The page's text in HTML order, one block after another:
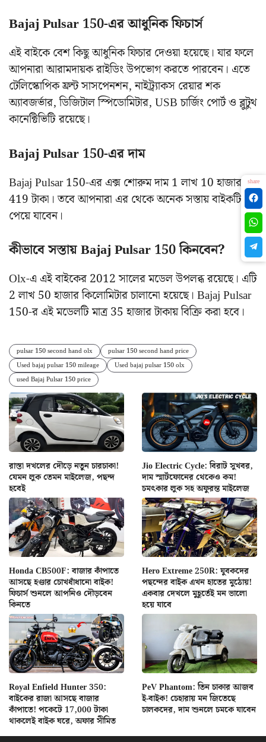
Bajaj Pulsar 150-এর আধুনিক ফিচার্স
এই বাইকে বেশ কিছু আধুনিক ফিচার দেওয়া হয়েছে। যার ফলে
আপনারা আরামদায়ক রাইডিং উপভোগ করতে পারবেন। এতে
টেলিস্কোপিক ফ্রন্ট সাসপেনশন, নাইট্র্যাকস রেয়ার শক
অ্যাবজর্ভার, ডিজিটাল স্পিডোমিটার, USB চার্জিং পোর্ট ও ব্লুটুথ
কানেক্টিভিটি রয়েছে।
Bajaj Pulsar 150-এর দাম
Bajaj Pulsar 150-এর এক্স শোরুম দাম 1 লাখ 10 হাজার
419 টাকা। তবে আপনারা এর থেকে অনেক সস্তায় বাইকটি
পেয়ে যাবেন।
কীভাবে সস্তায় Bajaj Pulsar 150 কিনবেন?
Olx-এ এই বাইকের 2012 সালের মডেল উপলব্ধ রয়েছে। এটি
2 লাখ 50 হাজার কিলোমিটার চালানো হয়েছে। Bajaj Pulsar
150-র এই মডেলটি মাত্র 35 হাজার টাকায় বিক্রি করা হবে।
pulsar 150 second hand olx
pulsar 150 second hand price
Used bajaj pulsar 150 mileage
Used bajaj pulsar 150 olx
used Bajaj Pulsar 150 price
রাস্তা দখলের দৌড়ে নতুন চারচাকা!
যেমন লুক তেমন মাইলেজ, পছন্দ
হবেই
Jio Electric Cycle: বিরাট সুখবর,
দাম স্মার্টফোনের থেকেও কম!
চমৎকার লুক সহ অফুরন্ত মাইলেজ
Honda CB500F: বাজার কাঁপাতে
আসছে হণ্ডার চোখধাঁধানো বাইক!
ফিচার্স শুনলে আপনিও দৌড়বেন
কিনতে
Hero Extreme 250R: যুবকদের
পছন্দের বাইক এখন হাতের মুঠোয়!
একবার দেখলে মুহূর্তেই মন ভালো
হয়ে যাবে
Royal Enfield Hunter 350:
বাইকের রাজা আসছে বাজার
কাঁপাতে! পকেটে 17,000 টাকা
থাকলেই বাইক ঘরে, অফার সীমিত
PeV Phantom: তিন চাকার আজব
ই-বাইক! চেহারায় মন জিতেছে
চালকদের, দাম শুনলে চমকে যাবেন
share